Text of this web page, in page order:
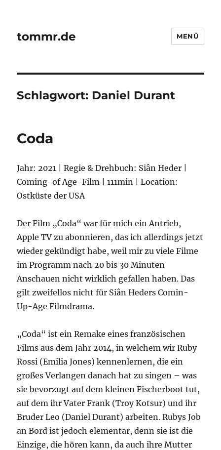
tommr.de MENÜ
Schlagwort: Daniel Durant
Coda
Jahr: 2021 | Regie & Drehbuch: Siân Heder |
Coming-of Age-Film | 111min | Location:
Ostküste der USA
Der Film „Coda“ war für mich ein Antrieb,
Apple TV zu abonnieren, das ich allerdings jetzt
wieder gekündigt habe, weil mir zu viele Filme
im Programm nach 20 bis 30 Minuten
Anschauen nicht wirklich gefallen haben. Das
gilt zweifellos nicht für Siân Heders Comin-
Up-Age Filmdrama.
„Coda“ ist ein Remake eines französischen
Films aus dem Jahr 2014, in welchem wir Ruby
Rossi (Emilia Jones) kennenlernen, die ein
großes Verlangen danach hat zu singen – was
sie bevorzugt auf dem kleinen Fischerboot tut,
auf dem ihr Vater Frank (Troy Kotsur) und ihr
Bruder Leo (Daniel Durant) arbeiten. Rubys Job
an Bord ist jedoch elementar, denn sie ist die
Einzige, die hören kann, da auch ihre Mutter